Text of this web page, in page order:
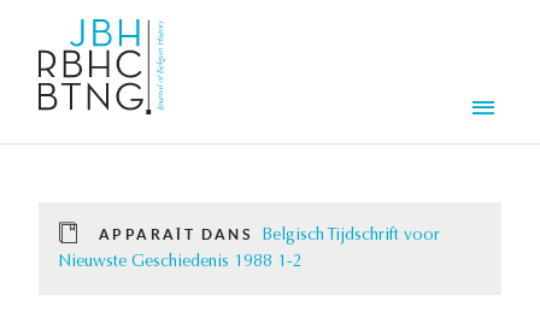
APPARAÎT DANS
Belgisch Tijdschrift voor
Nieuwste Geschiedenis 1988 1-2